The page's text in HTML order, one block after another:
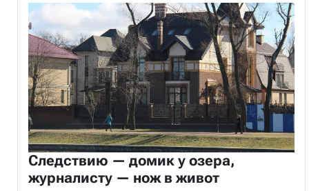
Следствию — домик у озера,
журналисту — нож в живот